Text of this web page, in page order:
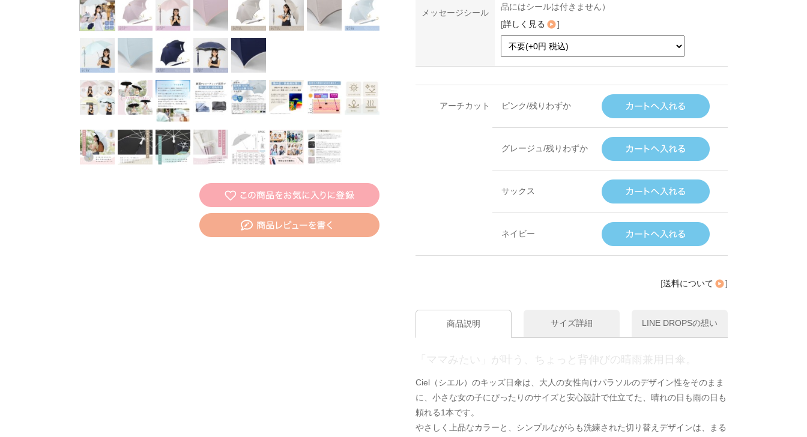
メッセージシール
品にはシールは付きません）
[詳しく見る ]
アーチカット ピンク/残りわずか
グレージュ/残りわずか
サックス
ネイビー
[送料について ]
商品説明 サイズ詳細 LINE DROPSの想い
「ママみたい」が叶う、ちょっと背伸びの晴雨兼用日傘。
Ciel（シエル）のキッズ日傘は、大人の女性向けパラソルのデザイン性をそのまま
に、小さな女の子にぴったりのサイズと安心設計で仕立てた、晴れの日も雨の日も
頼れる1本です。
やさしく上品なカラーと、シンプルながらも洗練された切り替えデザインは、まる